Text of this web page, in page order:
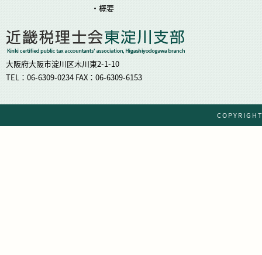
・概要
大阪府大阪市淀川区木川東2-1-10
TEL：06-6309-0234 FAX：06-6309-6153